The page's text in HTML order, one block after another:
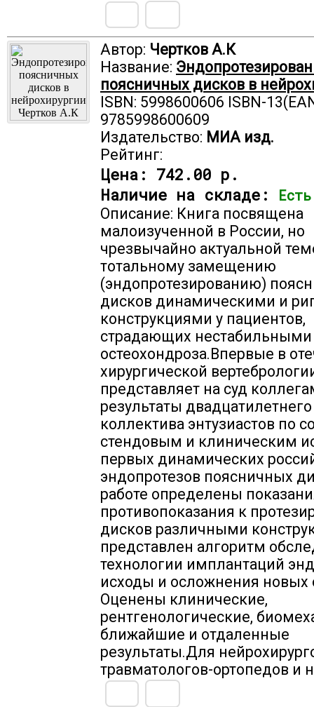
Автор: Чертков А.К
Название:
поясничных дисков в
ISBN: 5998600606 ISBN-
9785998600609
Издательство: МИА изд.
Рейтинг:
Цена: 742.00 р.
Наличие на складе:
Есть
Описание: Книга посвящена
малоизученной в России, но
чрезвычайно актуальной
тотальному замещению
(эндопротезированию)
дисков динамическими и
конструкциями у пациентов,
страдающих
остеохондроза.Впервые в
хирургической
представляет на суд
результаты двадцатилетнего
коллектива энтузиастов по
стендовым и клиническим
первых динамических
эндопротезов поясничных
работе определены
противопоказания к
дисков различными
представлен алгоритм
технологии имплантаций
исходы и осложнения новых
Оценены клинические,
рентгенологические,
ближайшие и отдаленные
результаты.Для
травматологов-ортопедов и